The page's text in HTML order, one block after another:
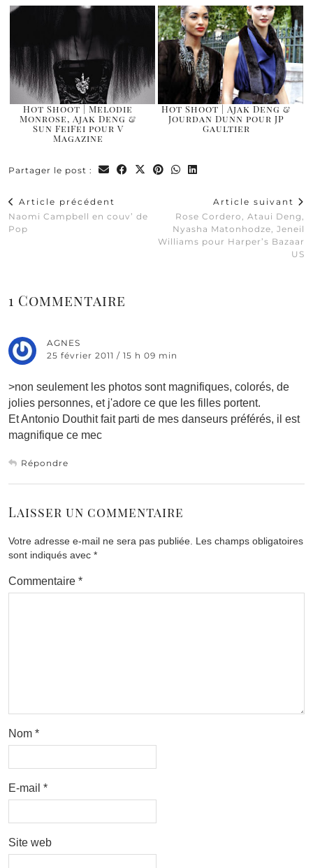
Hot Shoot | Melodie
Monrose, Ajak Deng &
Sun FeiFei pour V
Magazine
Hot Shoot | Ajak Deng &
Jourdan Dunn pour JP
Gaultier
Partager le post :
Article précédent
Naomi Campbell en couv’ de
Pop
Article suivant
Rose Cordero, Ataui Deng,
Nyasha Matonhodze, Jeneil
Williams pour Harper’s Bazaar
US
1 Commentaire
AGNES
25 février 2011 / 15 h 09 min
>non seulement les photos sont magnifiques, colorés, de
jolies personnes, et j'adore ce que les filles portent.
Et Antonio Douthit fait parti de mes danseurs préférés, il est
magnifique ce mec
Répondre
Laisser un commentaire
Votre adresse e-mail ne sera pas publiée. Les champs obligatoires
sont indiqués avec *
Commentaire *
Nom *
E-mail *
Site web